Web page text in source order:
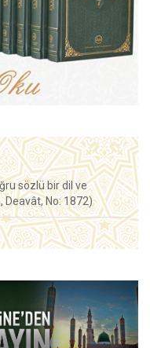
sözlü bir dil ve
Deavât, No: 1872)